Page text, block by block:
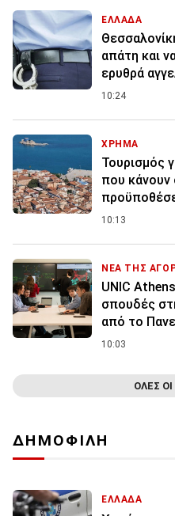
ΕΛΛΑΔΑ
απάτη και
ερυθρά
10:24
ΧΡΗΜΑ
Τουρισμός
που κάνουν
10:13
ΝΕΑ ΤΗΣ
UNIC
σπουδές
από το
10:03
ΟΛΕΣ ΟΙ
ΔΗΜΟΦΙΛΗ
ΕΛΛΑΔΑ